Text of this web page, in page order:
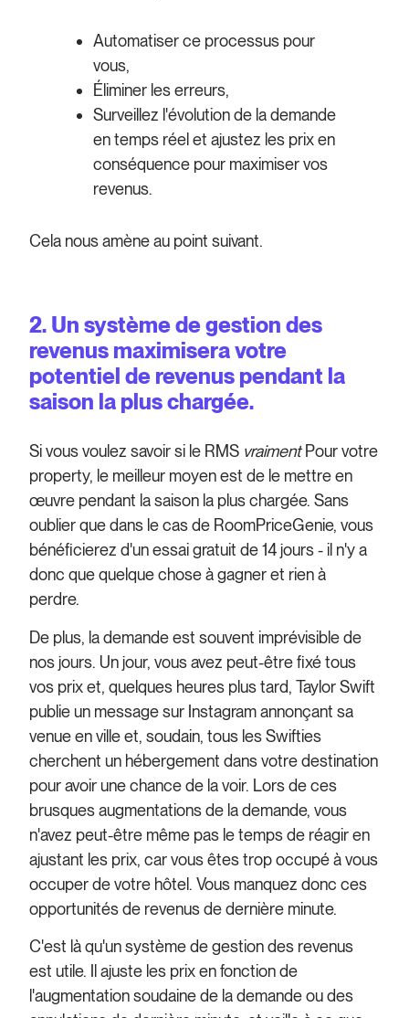
Automatiser ce processus pour
vous,
Éliminer les erreurs,
Surveillez l'évolution de la demande
en temps réel et ajustez les prix en
conséquence pour maximiser vos
revenus.
Cela nous amène au point suivant.
2. Un système de gestion des
revenus maximisera votre
potentiel de revenus pendant la
saison la plus chargée.
Si vous voulez savoir si le RMS vraimentPour votre
property, le meilleur moyen est de le mettre en
œuvre pendant la saison la plus chargée. Sans
oublier que dans le cas de RoomPriceGenie, vous
bénéficierez d'un essai gratuit de 14 jours - il n'y a
donc que quelque chose à gagner et rien à
perdre.
De plus, la demande est souvent imprévisible de
nos jours. Un jour, vous avez peut-être fixé tous
vos prix et, quelques heures plus tard, Taylor Swift
publie un message sur Instagram annonçant sa
venue en ville et, soudain, tous les Swifties
cherchent un hébergement dans votre destination
pour avoir une chance de la voir. Lors de ces
brusques augmentations de la demande, vous
n'avez peut-être même pas le temps de réagir en
ajustant les prix, car vous êtes trop occupé à vous
occuper de votre hôtel. Vous manquez donc ces
opportunités de revenus de dernière minute.
C'est là qu'un système de gestion des revenus
est utile. Il ajuste les prix en fonction de
l'augmentation soudaine de la demande ou des